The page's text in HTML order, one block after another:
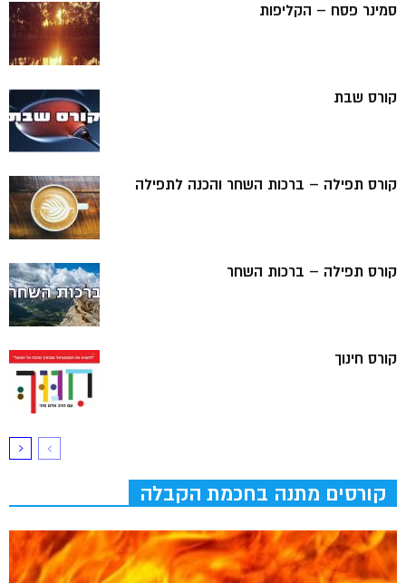
סמינר פסח – הקליפות
קורס שבת
קורס תפילה – ברכות השחר והכנה לתפילה
קורס תפילה – ברכות השחר
קורס חינוך
קורסים מתנה בחכמת הקבלה